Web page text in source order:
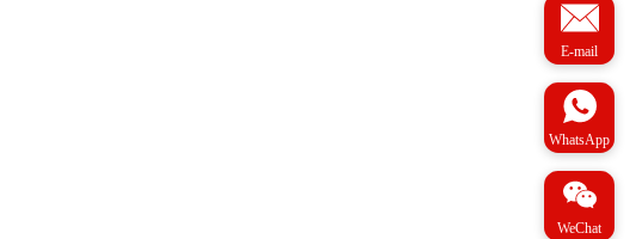
E-mail
WhatsApp
WeChat